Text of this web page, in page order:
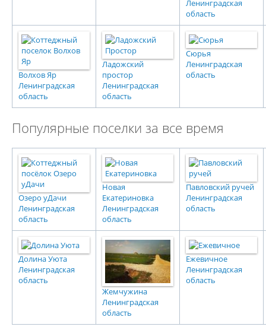
Ленинградская
область
Волхов Яр
Ленинградская
область
Ладожский
простор
Ленинградская
область
Сюрья
Ленинградская
область
Популярные поселки за все время
Озеро уДачи
Ленинградская
область
Новая
Екатериновка
Ленинградская
область
Павловский ручей
Ленинградская
область
Долина Уюта
Ленинградская
область
Жемчужина
Ленинградская
область
Ежевичное
Ленинградская
область